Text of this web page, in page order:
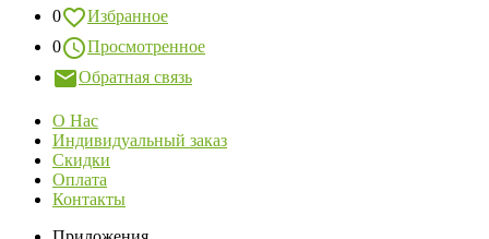
0
Избранное
0
Просмотренное
Обратная связь
О Нас
Индивидуальный заказ
Скидки
Оплата
Контакты